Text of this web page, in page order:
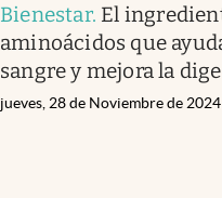
Bienestar. El
aminoácidos que
sangre y mejora la
jueves, 28 de Noviembre de 2024